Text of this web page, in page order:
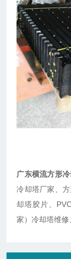
广东横流方形
冷却塔厂家、
却塔胶片、
家）冷却塔维修